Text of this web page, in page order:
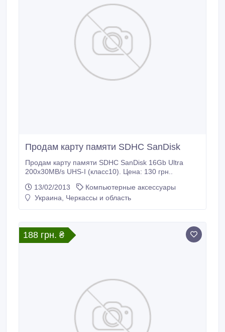
Продам карту памяти SDHC SanDisk
Продам карту памяти SDHC SanDisk 16Gb Ultra
200х30MB/s UHS-I (класс10). Цена: 130 грн..
13/02/2013
Компьютерные аксессуары
Украина, Черкассы и область
188 грн. ₴